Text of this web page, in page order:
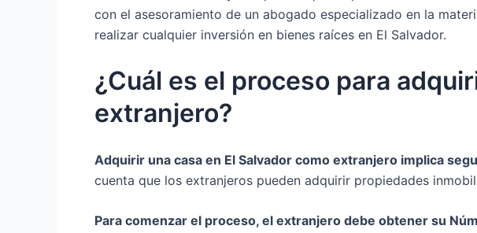
con el asesoramiento de un abogado especializado en la
realizar cualquier inversión en bienes raíces en El Salvador.
¿Cuál es el proceso para
extranjero?
Adquirir una casa en El Salvador como extranjero implica
cuenta que los extranjeros pueden adquirir propiedades
Para comenzar el proceso, el extranjero debe obtener su